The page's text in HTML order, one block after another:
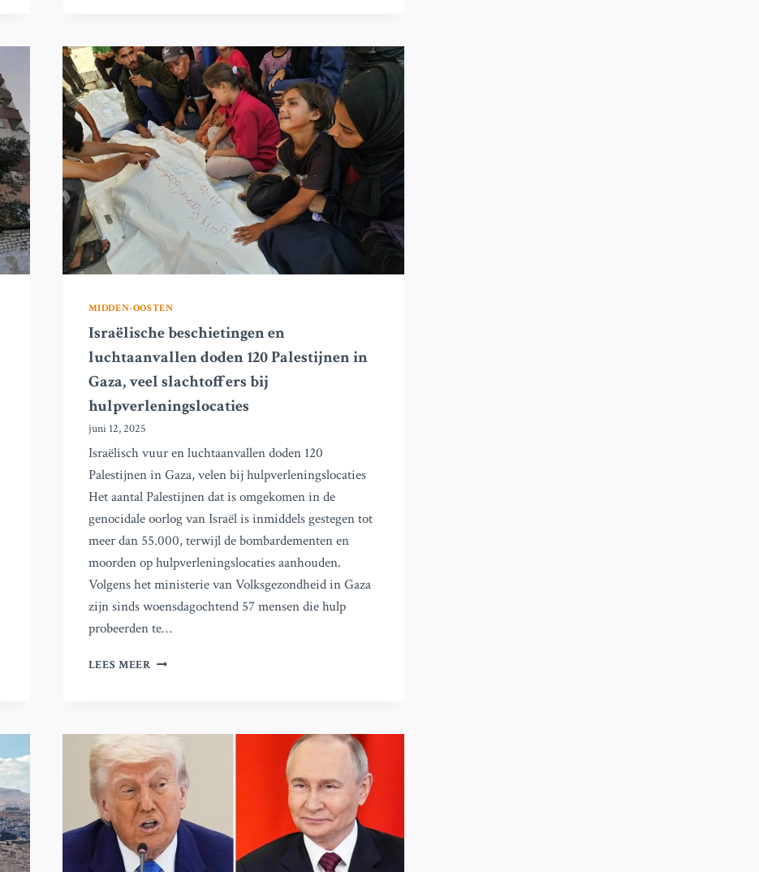
EN
LUCHTALARM
IN
TEHERAN
EN
TEL
AVIV
MIDDEN-OOSTEN
Israëlische beschietingen en
luchtaanvallen doden 120 Palestijnen in
Gaza, veel slachtoffers bij
hulpverleningslocaties
juni 12, 2025
Israëlisch vuur en luchtaanvallen doden 120
Palestijnen in Gaza, velen bij hulpverleningslocaties
Het aantal Palestijnen dat is omgekomen in de
genocidale oorlog van Israël is inmiddels gestegen tot
meer dan 55.000, terwijl de bombardementen en
moorden op hulpverleningslocaties aanhouden.
Volgens het ministerie van Volksgezondheid in Gaza
zijn sinds woensdagochtend 57 mensen die hulp
probeerden te…
LEES MEER ISRAËLISCHE
120
PALESTIJNEN
IN
GAZA,
VEEL
SLACHTOFFERS
BIJ
HULPVERLENINGSLOCATIES